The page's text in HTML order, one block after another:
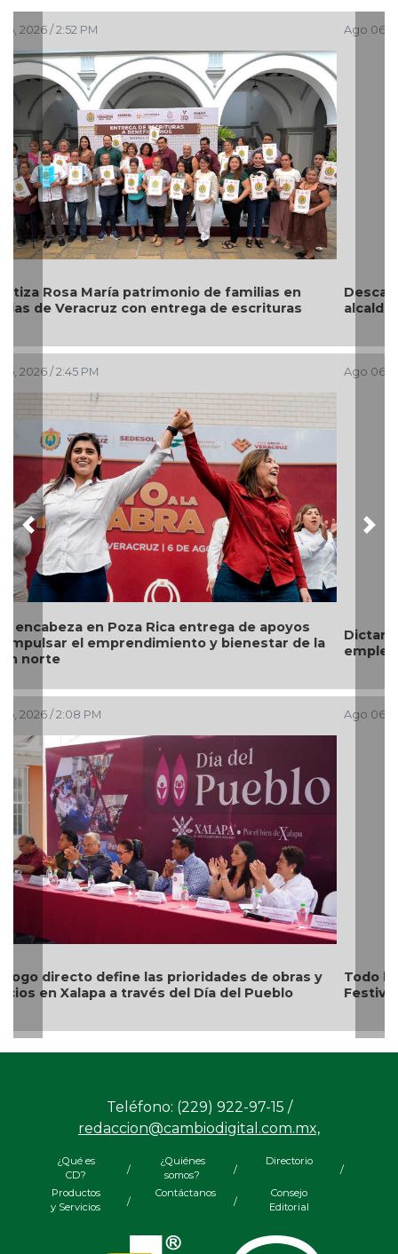
Ago 06, 2026 / 2:00 PM
Descarta Nahle motivos políticos en desafuero de
alcaldes de MC
Ago 06, 2026 / 1:49 PM
Dictan 70 años de prisión homicidas; dos ex
empleados de pollos "Pancho" en Papantla
Ago 06, 2026 / 1:33 PM
Todo listo en Coatzacoalcos para el arranque del
Festival del Mar 2026
Previous
Teléfono: (229) 922-97-15 /
redaccion@cambiodigital.com.mx,
¿Qué es
CD?
/
¿Quiénes
somos?
/
Directorio
/
Productos
y Servicios
/
Contáctanos
/
Consejo
Editorial